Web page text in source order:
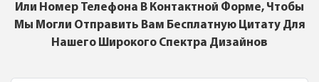
Или Номер Телефона В Контактной Форме, Чтобы
Мы Могли Отправить Вам Бесплатную Цитату Для
Нашего Широкого Спектра Дизайнов